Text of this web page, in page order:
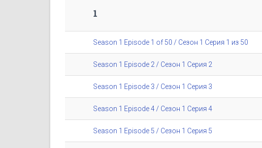
1
Season 1 Episode 1 of 50 / Сезон 1 Серия 1 из 50
Season 1 Episode 2 / Сезон 1 Серия 2
Season 1 Episode 3 / Сезон 1 Серия 3
Season 1 Episode 4 / Сезон 1 Серия 4
Season 1 Episode 5 / Сезон 1 Серия 5